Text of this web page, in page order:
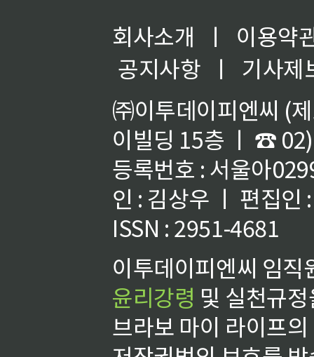
회사소개 ㅣ
이용약
공지사항
ㅣ
기사제
㈜이투데이피엔씨 (
이빌딩 15층 ㅣ ☎
등록번호 : 서울아
인 : 김상우 ㅣ 편집인
ISSN : 2951-4681
이투데이피엔씨 임
윤리강령 및 실천규
브라보 마이 라이프